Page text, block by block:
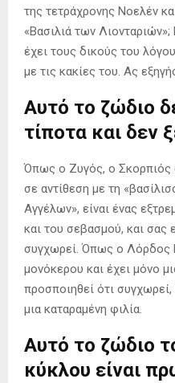
της τετράχρονης Νοελέν
«Βασιλιά των
έχει τους δικούς του
με τις κακίες του. Ας
Αυτό το ζώδιο
τίποτα και δεν
Όπως ο Ζυγός, ο Σκορπιός
σε αντίθεση με τη
Αγγέλων», είναι ένας
και του σεβασμού, και σας
συγχωρεί. Όπως ο Λόρδος
μονόκερου και έχει μόνο
προσποιηθεί ότι
μια καταραμένη φιλία.
Αυτό το ζώδιο
κύκλου είναι